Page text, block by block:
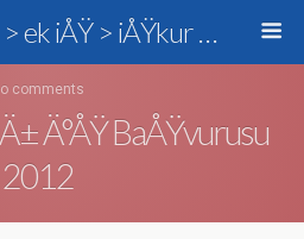
iÅŸ ilanlarÄ± > ek iÅŸ > iÅŸkur > personel alÄ±mÄ±
comments
Ä°ÅŸ BaÅŸvurusu
2012